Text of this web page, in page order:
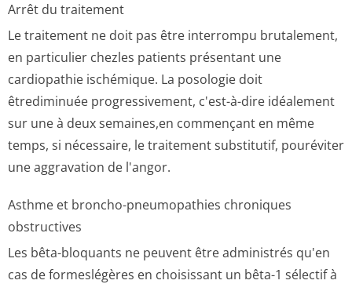
Arrêt du traitement
Le traitement ne doit pas être interrompu brutalement,
en particulier chezles patients présentant une
cardiopathie ischémique. La posologie doit
êtrediminuée progressivement, c'est-à-dire idéalement
sur une à deux semaines,en commençant en même
temps, si nécessaire, le traitement substitutif, pouréviter
une aggravation de l'angor.
Asthme et broncho-pneumopathies chroniques
obstructives
Les bêta-bloquants ne peuvent être administrés qu'en
cas de formeslégères en choisissant un bêta-1 sélectif à